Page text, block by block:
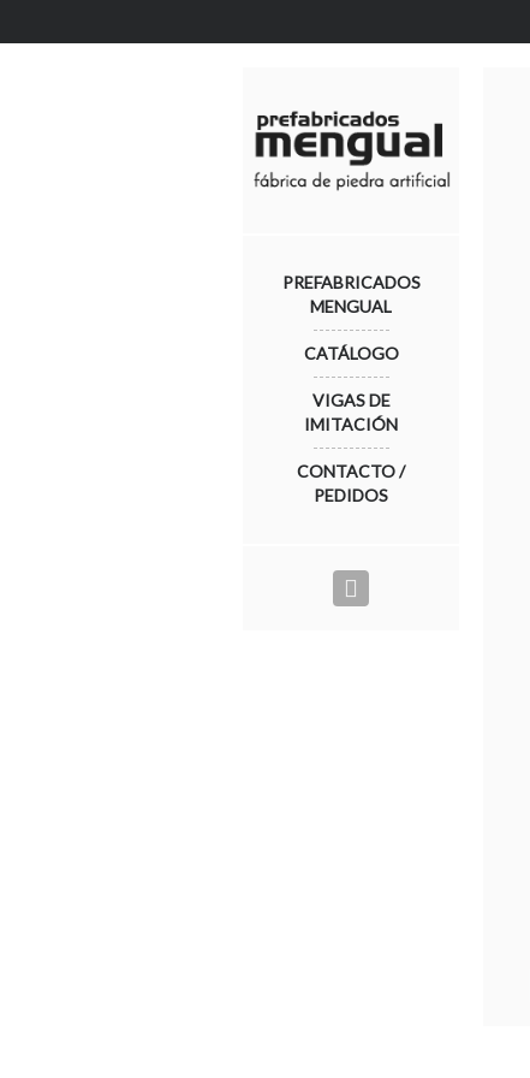
PREFABRICADOS
MENGUAL
CATÁLOGO
VIGAS DE
IMITACIÓN
CONTACTO /
PEDIDOS